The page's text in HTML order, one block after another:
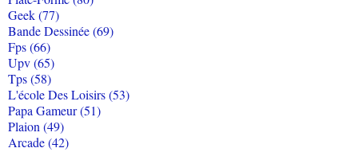
Geek (77)
Bande Dessinée (69)
Fps (66)
Upv (65)
Tps (58)
L'école Des Loisirs (53)
Papa Gameur (51)
Plaion (49)
Arcade (42)